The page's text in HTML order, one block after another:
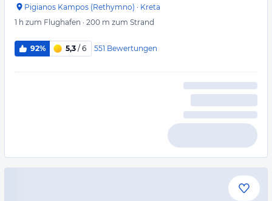
Pigianos Kampos (Rethymno) · Kreta
1 h zum Flughafen · 200 m zum Strand
92% 5,3 / 6 551 Bewertungen